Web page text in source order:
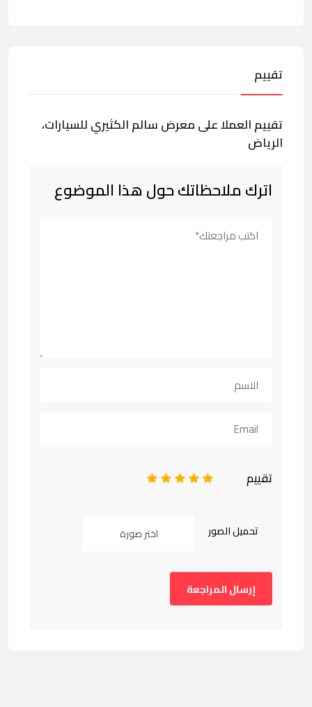
تقييم
تقييم العملا على معرض سالم الكثيري للسيارات،
الرياض
اترك ملاحظاتك حول هذا الموضوع
تقييم 5
4
3
2
تحميل الصور اختر صورة